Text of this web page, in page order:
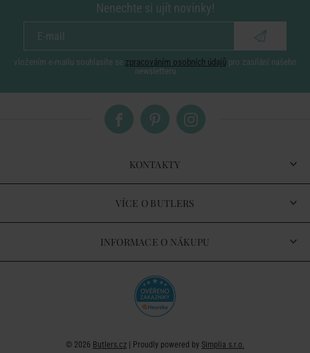
Nenechte si ujít novinky!
vložením e-mailu souhlasíte se zpracováním osobních údajů pro zasílání našeho
newsletteru
KONTAKTY
VÍCE O BUTLERS
INFORMACE O NÁKUPU
© 2026 Butlers.cz | Proudly powered by Simplia s.r.o.